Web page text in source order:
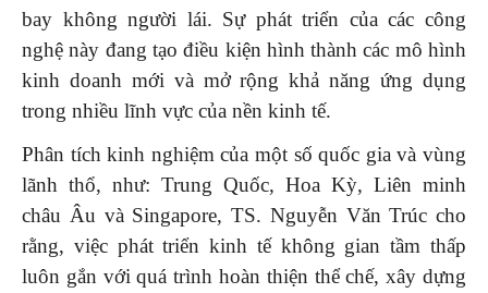
bay không người lái. Sự phát triển của các công
nghệ này đang tạo điều kiện hình thành các mô hình
kinh doanh mới và mở rộng khả năng ứng dụng
trong nhiều lĩnh vực của nền kinh tế.
Phân tích kinh nghiệm của một số quốc gia và vùng
lãnh thổ, như: Trung Quốc, Hoa Kỳ, Liên minh
châu Âu và Singapore, TS. Nguyễn Văn Trúc cho
rằng, việc phát triển kinh tế không gian tầm thấp
luôn gắn với quá trình hoàn thiện thể chế, xây dựng